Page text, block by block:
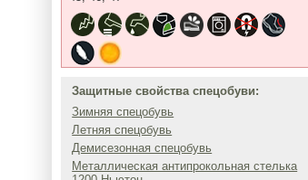
Защитные свойства спецобуви:
Зимняя спецобувь
Летняя спецобувь
Демисезонная спецобувь
Металлическая антипрокольная стелька